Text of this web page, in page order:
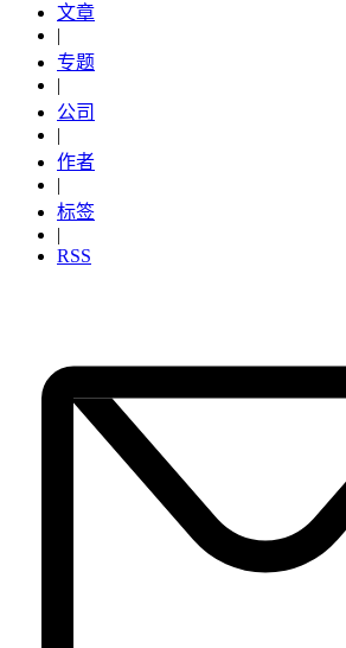
文章
|
专题
|
公司
|
作者
|
标签
|
RSS